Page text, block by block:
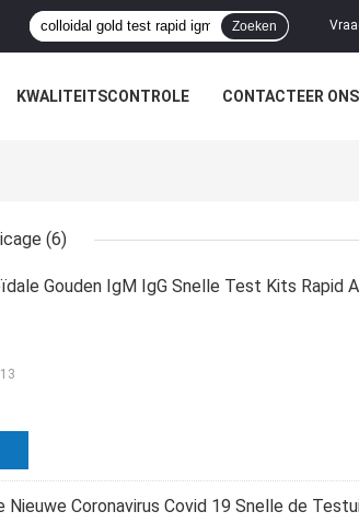
Zoeken
KWALITEITSCONTROLE CONTACTEER ONS
(6)
Gouden IgM IgG Snelle Test Kits Rapid
Nieuwe Coronavirus Covid 19 Snelle de